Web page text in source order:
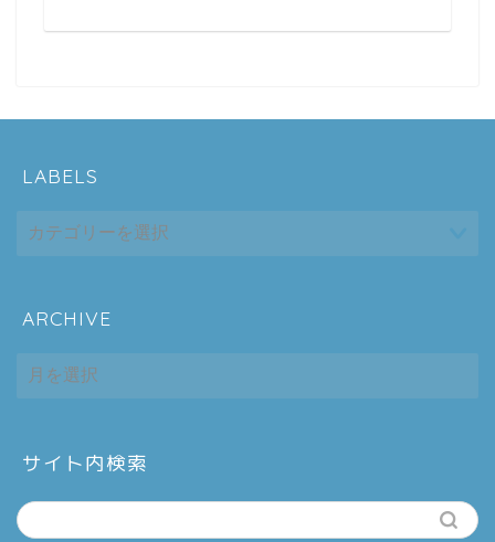
LABELS
ARCHIVE
ARCHIVE
サイト内検索